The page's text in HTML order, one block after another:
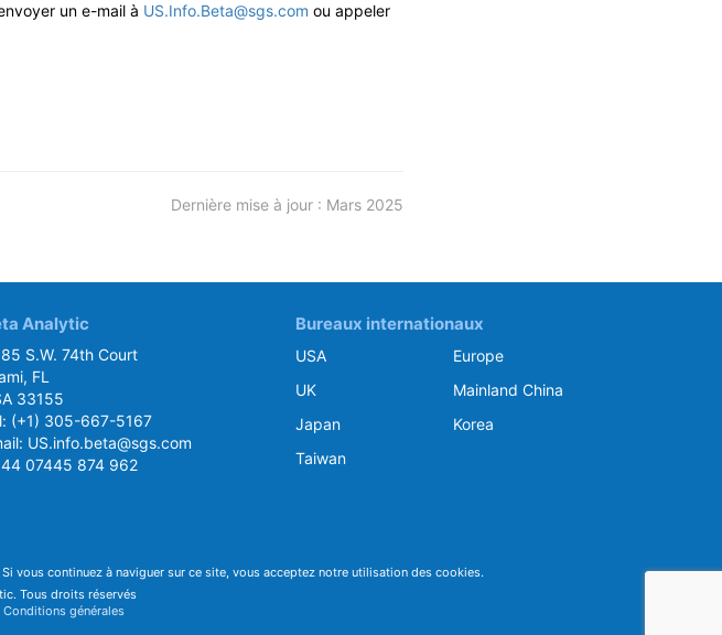
un e-mail à US.Info.Beta@sgs.com ou appeler
Dernière mise à jour : Mars 2025
Analytic
S.W. 74th Court
FL
33155
(+1) 305-667-5167
US.info.beta@sgs.com
44 07445 874 962
Bureaux internationaux
USA
Europe
UK
Mainland China
Japan
Korea
Taiwan
vous continuez à naviguer sur ce site, vous acceptez notre utilisation des cookies.
Tous droits réservés
Conditions générales